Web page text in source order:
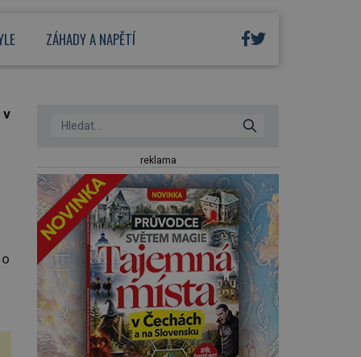
ZÁHADY A NAPĚTÍ
v
reklama